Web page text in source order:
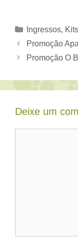
Categorias
Ingressos, Kits
Promoção
Promoção O
Deixe um